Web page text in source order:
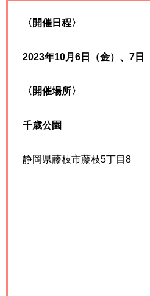
〈開催日程〉
2023年10月6日（金）、7日
〈開催場所〉
千歳公園
静岡県藤枝市藤枝5丁目8